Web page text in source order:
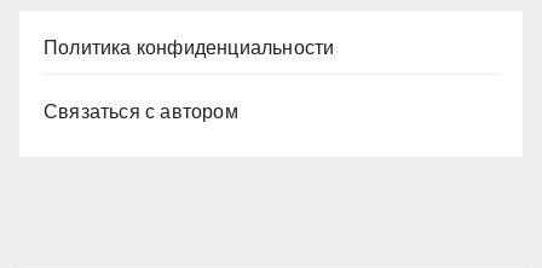
Политика конфиденциальности
Связаться с автором